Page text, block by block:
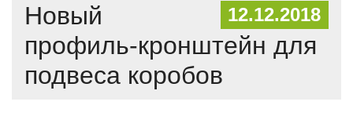
12.12.2018
Новый
профиль-кронштейн для
подвеса коробов